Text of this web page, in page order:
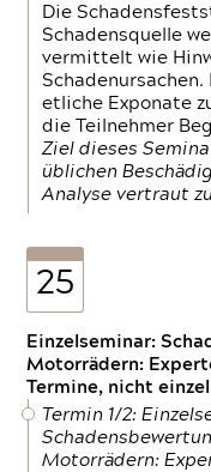
Die
Schadensquelle
vermittelt wie
etliche Exponate
die Teilnehmer
Ziel dieses
üblichen
Analyse vertraut
25
Einzelseminar:
Motorrädern:
Termine, nicht
Termin 1/2:
Motorrädern: